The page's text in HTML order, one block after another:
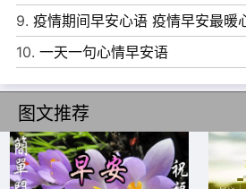
11、一束阳光照射进来，温暖的春
12、新的一年将快乐装进行囊，带
途，平安与健康相伴左右。
13、给生活一颗糖你会甜蜜;给人生
14、不要什么事情都去拖延，你的
是你要相信。
9. 疫情期间早安心语 疫情早安最暖
10. 一天一句心情早安语
图文推荐